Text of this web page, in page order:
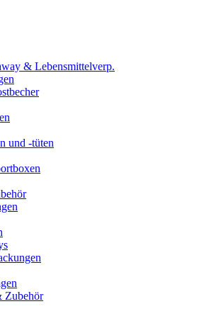
& Lebensmittelverp.
und -tüten
Zubehör